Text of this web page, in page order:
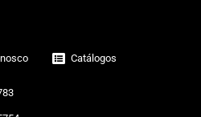
Catálogos